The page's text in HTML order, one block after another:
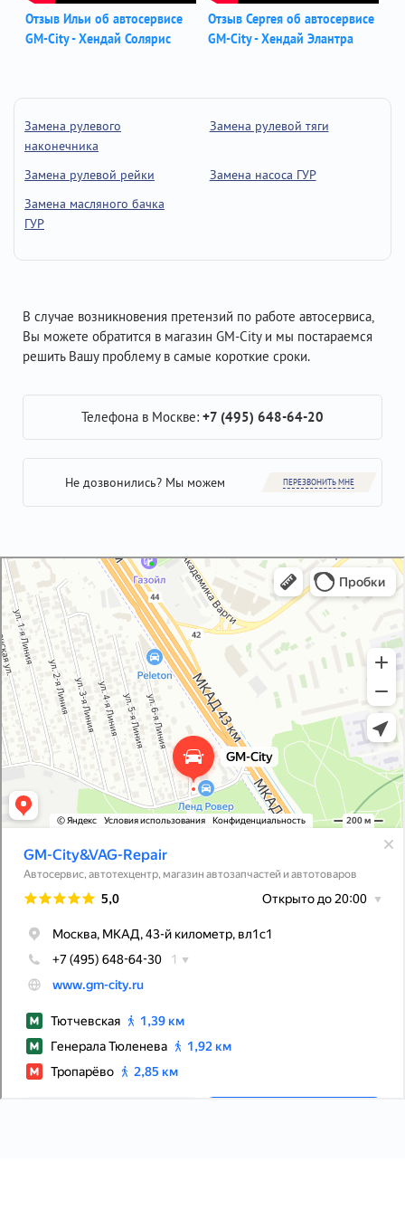
Отзыв Ильи об автосервисе
GM-City - Хендай Солярис
Отзыв Сергея об автосервисе
GM-City - Хендай Элантра
Замена рулевого
наконечника
Замена рулевой тяги
Замена рулевой рейки
Замена насоса ГУР
Замена масляного бачка
ГУР
В случае возникновения претензий по работе автосервиса,
Вы можете обратится в магазин GM-City и мы постараемся
решить Вашу проблему в самые короткие сроки.
Телефона в Москве: +7 (495) 648-64-20
Не дозвонились? Мы можем ПЕРЕЗВОНИТЬ МНЕ
GM-City&VAG-Repair
Автосервис, автотехцентр в Москве
Магазин автозапчастей и автотоваров в Москве